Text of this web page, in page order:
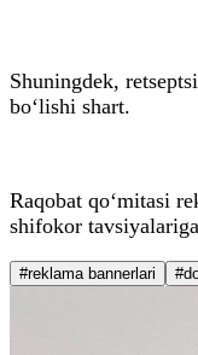
Shuningdek,
bo‘lishi shart.
Raqobat qo‘mitasi
shifokor
#reklama bannerlari